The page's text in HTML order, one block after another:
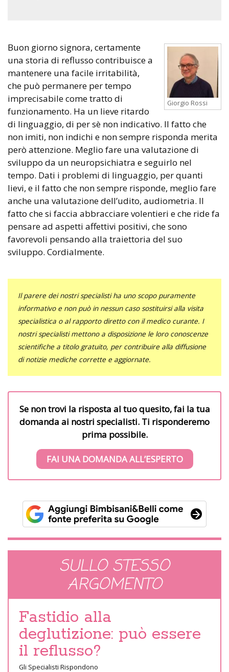
Giorgio Rossi
Buon giorno signora, certamente
una storia di reflusso contribuisce a
mantenere una facile irritabilità,
che può permanere per tempo
imprecisabile come tratto di
funzionamento. Ha un lieve ritardo
di linguaggio, di per sè non indicativo. Il fatto che
non imiti, non indichi e non sempre risponda merita
però attenzione. Meglio fare una valutazione di
sviluppo da un neuropsichiatra e seguirlo nel
tempo. Dati i problemi di linguaggio, per quanti
lievi, e il fatto che non sempre risponde, meglio fare
anche una valutazione dell’udito, audiometria. Il
fatto che si faccia abbracciare volentieri e che ride fa
pensare ad aspetti affettivi positivi, che sono
favorevoli pensando alla traiettoria del suo
sviluppo. Cordialmente.
Il parere dei nostri specialisti ha uno scopo puramente
informativo e non può in nessun caso sostituirsi alla visita
specialistica o al rapporto diretto con il medico curante. I
nostri specialisti mettono a disposizione le loro conoscenze
scientifiche a titolo gratuito, per contribuire alla diffusione
di notizie mediche corrette e aggiornate.
Se non trovi la risposta al tuo quesito, fai la tua
domanda ai nostri specialisti. Ti risponderemo
prima possibile.
FAI UNA DOMANDA ALL’ESPERTO
SULLO STESSO
ARGOMENTO
Fastidio alla
deglutizione: può essere
il reflusso?
Gli Specialisti Rispondono